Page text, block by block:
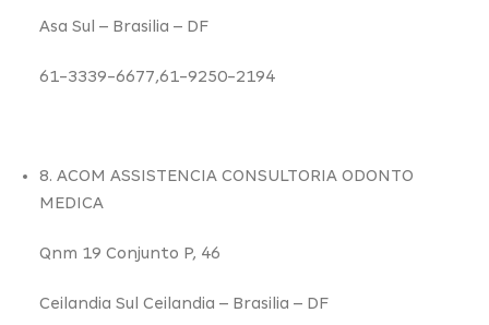
Asa Sul – Brasilia – DF
61-3339-6677,61-9250-2194
8. ACOM ASSISTENCIA CONSULTORIA ODONTO
MEDICA
Qnm 19 Conjunto P, 46
Ceilandia Sul Ceilandia – Brasilia – DF